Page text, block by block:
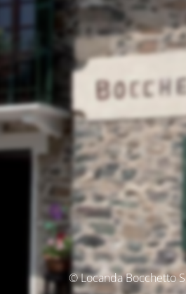
© Locanda Bocchetto